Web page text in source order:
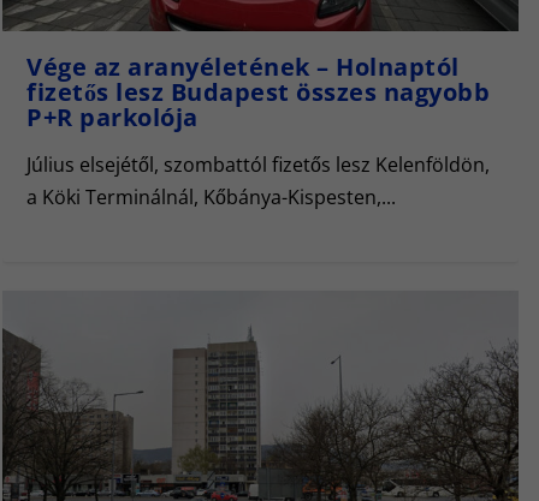
Vége az aranyéletének – Holnaptól
fizetős lesz Budapest összes nagyobb
P+R parkolója
Július elsejétől, szombattól fizetős lesz Kelenföldön,
a Köki Terminálnál, Kőbánya-Kispesten,...